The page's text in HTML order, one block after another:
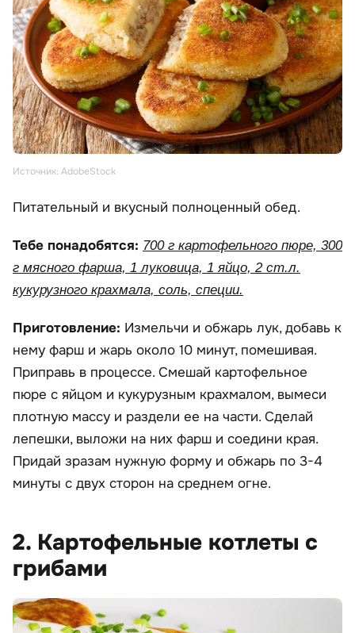
Источник: AdobeStock
Питательный и вкусный полноценный обед.
Тебе понадобятся: 700 г картофельного пюре, 300
г мясного фарша, 1 луковица, 1 яйцо, 2 ст.л.
кукурузного крахмала, соль, специи.
Приготовление: Измельчи и обжарь лук, добавь к
нему фарш и жарь около 10 минут, помешивая.
Приправь в процессе. Смешай картофельное
пюре с яйцом и кукурузным крахмалом, вымеси
плотную массу и раздели ее на части. Сделай
лепешки, выложи на них фарш и соедини края.
Придай зразам нужную форму и обжарь по 3-4
минуты с двух сторон на среднем огне.
2. Картофельные котлеты с
грибами